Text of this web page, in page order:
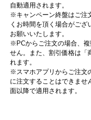
自動適用されます。
※キャンペーン終盤はご注
くお時間を頂く場合がご
お願いいたします。
※PCからご注文の場合、
せん。また、割引価格は「
れます。
※スマホアプリからご注文
に注文することはできませ
面以降で適用されます。